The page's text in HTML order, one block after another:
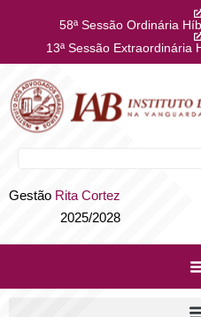
58ª Sessão Ordinária
13ª Sessão Extraordinária
Gestão Rita Cortez
2025/2028